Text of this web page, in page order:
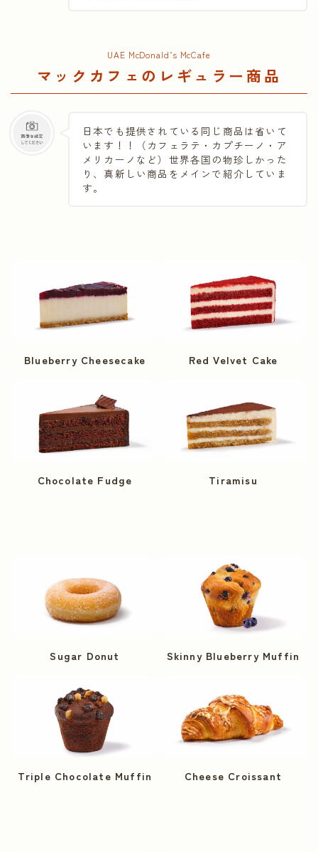
UAE McDonald’s McCafe
マックカフェのレギュラー商品
日本でも提供されている同じ商品は省いて
います！！（カフェラテ・カプチーノ・ア
メリカーノなど）世界各国の物珍しかった
り、真新しい商品をメインで紹介していま
す。
Blueberry Cheesecake
Chocolate Fudge
Red Velvet Cake
Tiramisu
Sugar Donut
Triple Chocolate Muffin
Skinny Blueberry Muffin
Cheese Croissant